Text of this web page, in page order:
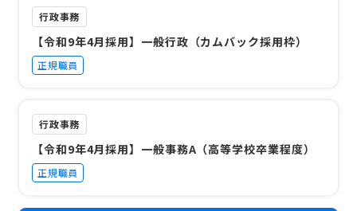
行政事務
【令和9年4月採用】一般行政（カムバック採用枠）
正規職員
行政事務
【令和9年4月採用】一般事務A（高等学校卒業程度）
正規職員